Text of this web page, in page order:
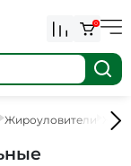
0
Жироуловители